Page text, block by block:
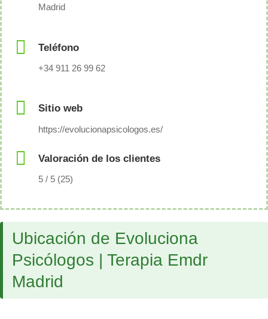
Madrid
Teléfono
+34 911 26 99 62
Sitio web
https://evolucionapsicologos.es/
Valoración de los clientes
5 / 5 (25)
Ubicación de Evoluciona
Psicólogos | Terapia Emdr
Madrid